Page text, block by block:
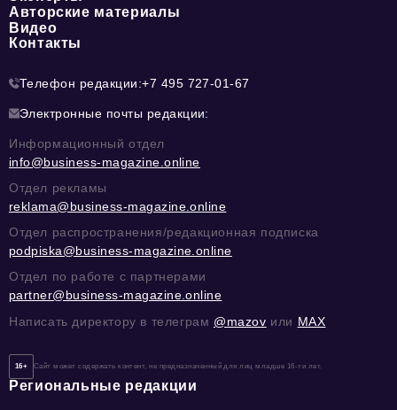
Авторские материалы
Видео
Контакты
Телефон редакции:+7 495 727-01-67
Электронные почты редакции:
Информационный отдел
info@business-magazine.online
Отдел рекламы
reklama@business-magazine.online
Отдел распространения/редакционная подписка
podpiska@business-magazine.online
Отдел по работе с партнерами
partner@business-magazine.online
Написать директору в телеграм @mazov или MAX
16+ Сайт может содержать контент, не предназначенный для лиц младше 16-ти лет.
Региональные редакции